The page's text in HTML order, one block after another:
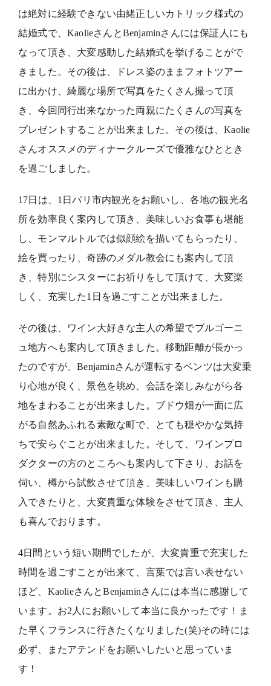
は絶対に経験できない由緒正しいカトリック様式の
結婚式で、KaolieさんとBenjaminさんには保証人にも
なって頂き、大変感動した結婚式を挙げることがで
きました。その後は、ドレス姿のままフォトツアー
に出かけ、綺麗な場所で写真をたくさん撮って頂
き、今回同行出来なかった両親にたくさんの写真を
プレゼントすることが出来ました。その後は、Kaolie
さんオススメのディナークルーズで優雅なひととき
を過ごしました。
17日は、1日パリ市内観光をお願いし、各地の観光名
所を効率良く案内して頂き、美味しいお食事も堪能
し、モンマルトルでは似顔絵を描いてもらったり、
絵を買ったり、奇跡のメダル教会にも案内して頂
き、特別にシスターにお祈りをして頂けて、大変楽
しく、充実した1日を過ごすことが出来ました。
その後は、ワイン大好きな主人の希望でブルゴーニ
ュ地方へも案内して頂きました。移動距離が長かっ
たのですが、Benjaminさんが運転するベンツは大変乗
り心地が良く、景色を眺め、会話を楽しみながら各
地をまわることが出来ました。ブドウ畑が一面に広
がる自然あふれる素敵な町で、とても穏やかな気持
ちで安らぐことが出来ました。そして、ワインプロ
ダクターの方のところへも案内して下さり、お話を
伺い、樽から試飲させて頂き、美味しいワインも購
入できたりと、大変貴重な体験をさせて頂き、主人
も喜んでおります。
4日間という短い期間でしたが、大変貴重で充実した
時間を過ごすことが出来て、言葉では言い表せない
ほど、KaolieさんとBenjaminさんには本当に感謝して
います。お2人にお願いして本当に良かったです！ま
た早くフランスに行きたくなりました(笑)その時には
必ず、またアテンドをお願いしたいと思っていま
す！